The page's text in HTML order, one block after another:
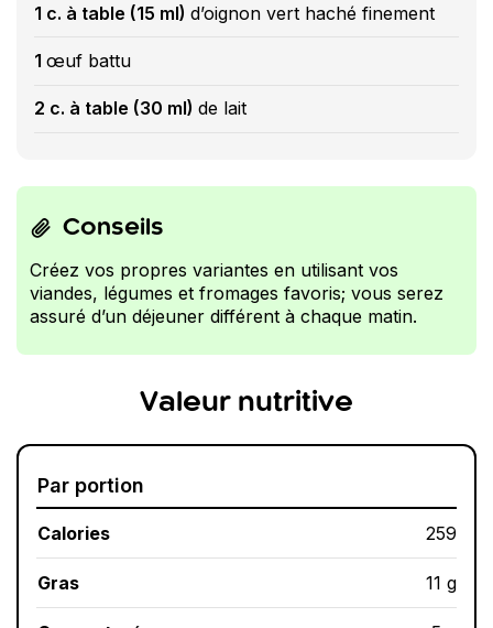
1 c. à table (15 ml) d’oignon vert haché finement
1 œuf battu
2 c. à table (30 ml) de lait
Conseils
Créez vos propres variantes en utilisant vos
viandes, légumes et fromages favoris; vous serez
assuré d’un déjeuner différent à chaque matin.
Valeur nutritive
Par portion
Calories 259
Gras 11 g